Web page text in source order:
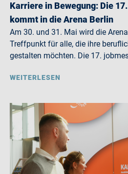
Karriere in Bewegung: Die
kommt in die Arena Berlin
Am 30. und 31. Mai wird die
Treffpunkt für alle, die ihre
gestalten möchten. Die 17.
WEITERLESEN